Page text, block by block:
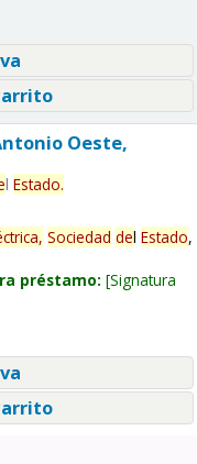
Oeste,
l Estado.
Sociedad del Estado,
préstamo: Signatura